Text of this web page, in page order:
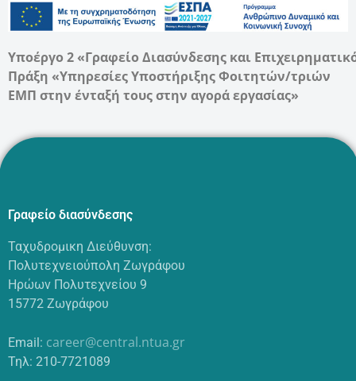
Υποέργο 2 «Γραφείο Διασύνδεσης και
Πράξη «Υπηρεσίες Υποστήριξης Φοιτητών/τριών
ΕΜΠ στην ένταξή τους στην αγορά εργασίας»
Γραφείο διασύνδεσης
Ταχυδρομικη Διεύθυνση:
Πολυτεχνειούπολη Ζωγράφου
Ηρώων Πολυτεχνείου 9
15772 Ζωγράφου
Email: career@central.ntua.gr
Τηλ: 210-7721089